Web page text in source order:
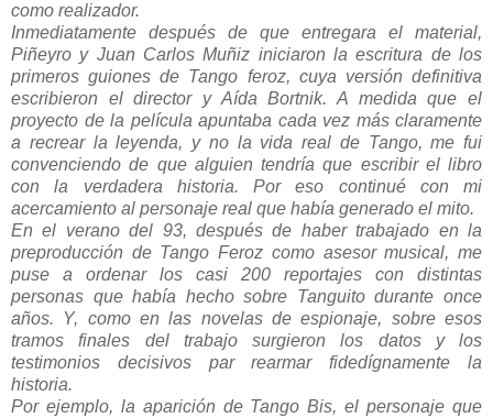
como realizador.
Inmediatamente después de que entregara el material,
Piñeyro y Juan Carlos Muñiz iniciaron la escritura de los
primeros guiones de Tango feroz, cuya versión definitiva
escribieron el director y Aída Bortnik. A medida que el
proyecto de la película apuntaba cada vez más claramente
a recrear la leyenda, y no la vida real de Tango, me fui
convenciendo de que alguien tendría que escribir el libro
con la verdadera historia. Por eso continué con mi
acercamiento al personaje real que había generado el mito.
En el verano del 93, después de haber trabajado en la
preproducción de Tango Feroz como asesor musical, me
puse a ordenar los casi 200 reportajes con distintas
personas que había hecho sobre Tanguito durante once
años. Y, como en las novelas de espionaje, sobre esos
tramos finales del trabajo surgieron los datos y los
testimonios decisivos par rearmar fidedígnamente la
historia.
Por ejemplo, la aparición de Tango Bis, el personaje que